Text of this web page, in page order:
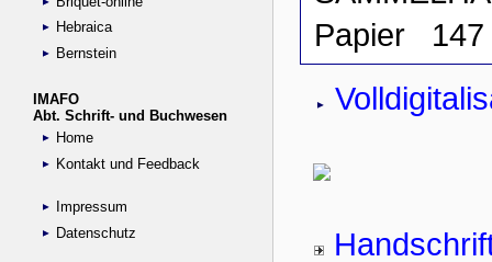
Hebraica
Bernstein
IMAFO
Abt. Schrift- und Buchwesen
Home
Kontakt und Feedback
Impressum
Datenschutz